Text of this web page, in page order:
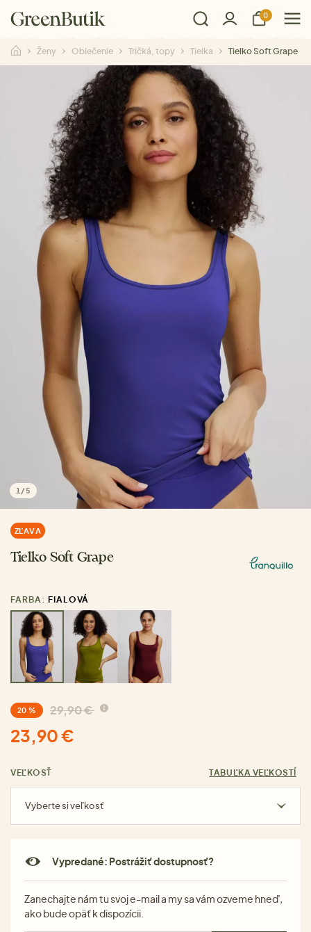
0
Ženy Oblečenie Tričká, topy Tielka Tielko Soft Grape
1 /5
ZĽAVA
Tielko Soft Grape
FARBA: FIALOVÁ
20 % 29,90 €
23,90 €
VEĽKOSŤ TABUĽKA VEĽKOSTÍ
Vyberte si veľkosť
Vypredané: Postrážiť dostupnosť?
Zanechajte nám tu svoj e-mail a my sa vám ozveme hneď,
ako bude opäť k dispozícii.